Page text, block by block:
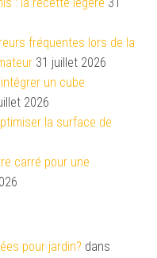
fréquentes lors de la
31 juillet 2026
un cube
2026
la surface de
carré pour une
pour jardin? dans